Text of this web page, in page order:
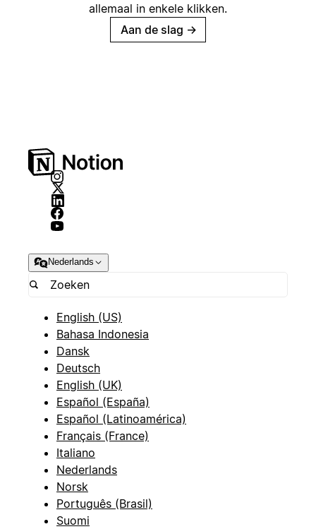
allemaal in enkele klikken.
Aan de slag →
Nederlands
English (US)
Bahasa Indonesia
Dansk
Deutsch
English (UK)
Español (España)
Español (Latinoamérica)
Français (France)
Italiano
Nederlands
Norsk
Português (Brasil)
Suomi